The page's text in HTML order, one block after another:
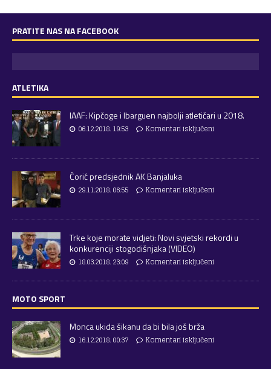
PRATITE NAS NA FACEBOOK
ATLETIKA
IAAF: Kipčoge i Ibarguen najbolji atletičari u 2018.
06.12.2018. 19:53 Komentari isključeni
Ćorić predsjednik AK Banjaluka
29.11.2018. 06:55 Komentari isključeni
Trke koje morate vidjeti: Novi svjetski rekordi u
konkurenciji stogodišnjaka (VIDEO)
18.03.2018. 23:09 Komentari isključeni
MOTO SPORT
Monca ukida šikanu da bi bila još brža
16.12.2018. 00:37 Komentari isključeni